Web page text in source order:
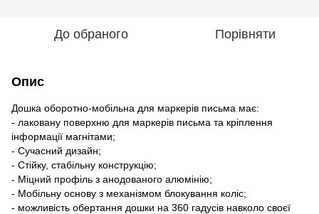
До обраного Порівняти
Опис
Дошка оборотно-мобільна для маркерів письма має:
- лаковану поверхню для маркерів письма та кріплення
інформації магнітами;
- Сучасний дизайн;
- Стійку, стабільну конструкцію;
- Міцний профіль з анодованого алюмінію;
- Мобільну основу з механізмом блокування коліс;
- можливість обертання дошки на 360 гадусів навколо своєї